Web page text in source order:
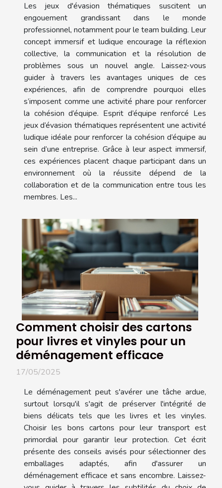
Les jeux d'évasion thématiques suscitent un
engouement grandissant dans le monde
professionnel, notamment pour le team building. Leur
concept immersif et ludique encourage la réflexion
collective, la communication et la résolution de
problèmes sous un nouvel angle. Laissez-vous
guider à travers les avantages uniques de ces
expériences, afin de comprendre pourquoi elles
s’imposent comme une activité phare pour renforcer
la cohésion d’équipe. Esprit d’équipe renforcé Les
jeux d’évasion thématiques représentent une activité
ludique idéale pour renforcer la cohésion d’équipe au
sein d’une entreprise. Grâce à leur aspect immersif,
ces expériences placent chaque participant dans un
environnement où la réussite dépend de la
collaboration et de la communication entre tous les
membres. Les...
Comment choisir des cartons
pour livres et vinyles pour un
déménagement efficace
17/05/2025
Le déménagement peut s'avérer une tâche ardue,
surtout lorsqu'il s'agit de préserver l'intégrité de
biens délicats tels que les livres et les vinyles.
Choisir les bons cartons pour leur transport est
primordial pour garantir leur protection. Cet écrit
présente des conseils avisés pour sélectionner des
emballages adaptés, afin d'assurer un
déménagement efficace et sans encombre. Laissez-